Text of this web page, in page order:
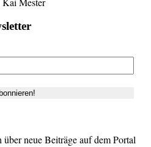
neue Beiträge auf dem Portal